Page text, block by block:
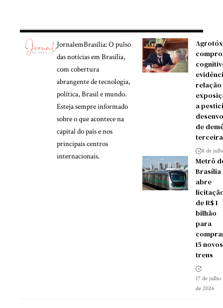
JornalemBrasília: O pulso
das notícias em Brasília,
com cobertura
abrangente de tecnologia,
política, Brasil e mundo.
Esteja sempre informado
sobre o que acontece na
capital do país e nos
principais centros
internacionais.
a
de
8 de
Metrô
Brasília
abre
de R$ 1
bilhão
para
15 novos
trens
17 de julho
de 2026